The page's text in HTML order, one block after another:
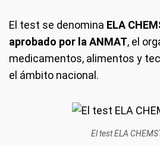
El test se denomina ELA
aprobado por la ANMAT, el
medicamentos, alimentos y
el ámbito nacional.
El test ELA